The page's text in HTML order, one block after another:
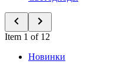
Item 1 of 12
Новинки